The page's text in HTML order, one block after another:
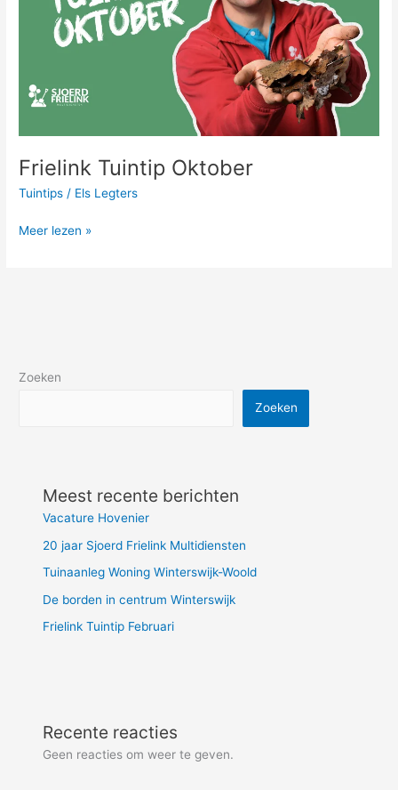
Frielink Tuintip Oktober
Tuintips / Els Legters
Meer lezen »
Zoeken
Zoeken
Meest recente berichten
Vacature Hovenier
20 jaar Sjoerd Frielink Multidiensten
Tuinaanleg Woning Winterswijk-Woold
De borden in centrum Winterswijk
Frielink Tuintip Februari
Recente reacties
Geen reacties om weer te geven.